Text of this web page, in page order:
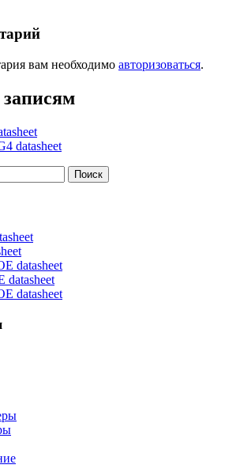
вам необходимо авторизоваться.
datasheet
datasheet
datasheet
datasheet